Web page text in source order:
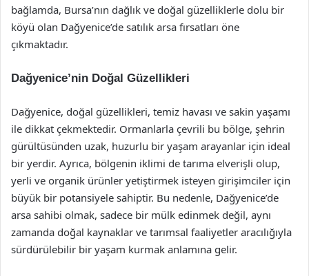
bağlamda, Bursa’nın dağlık ve doğal güzelliklerle dolu bir
köyü olan Dağyenice’de satılık arsa fırsatları öne
çıkmaktadır.
Dağyenice’nin Doğal Güzellikleri
Dağyenice, doğal güzellikleri, temiz havası ve sakin yaşamı
ile dikkat çekmektedir. Ormanlarla çevrili bu bölge, şehrin
gürültüsünden uzak, huzurlu bir yaşam arayanlar için ideal
bir yerdir. Ayrıca, bölgenin iklimi de tarıma elverişli olup,
yerli ve organik ürünler yetiştirmek isteyen girişimciler için
büyük bir potansiyele sahiptir. Bu nedenle, Dağyenice’de
arsa sahibi olmak, sadece bir mülk edinmek değil, aynı
zamanda doğal kaynaklar ve tarımsal faaliyetler aracılığıyla
sürdürülebilir bir yaşam kurmak anlamına gelir.